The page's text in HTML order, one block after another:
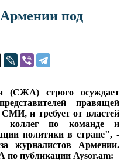
под
(СЖА) строго осуждает
правящей
и требует от властей
коллег по команде и
политики в стране", -
журналистов Армении.
публикации Aysor.am: